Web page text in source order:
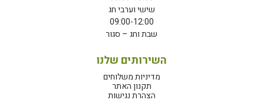
שישי וערבי חג
09:00-12:00
שבת וחג – סגור
השירותים שלנו
מדיניות משלוחים
תקנון האתר
הצהרת נגישות